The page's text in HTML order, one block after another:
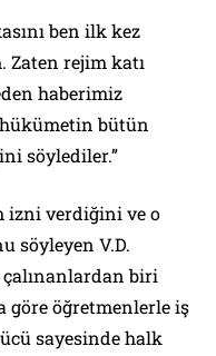
ben ilk kez
Zaten rejim katı
haberimiz
bütün
söylediler.”
izni verdiğini ve o
söyleyen V.D.
biri
göre öğretmenlerle iş
sayesinde halk